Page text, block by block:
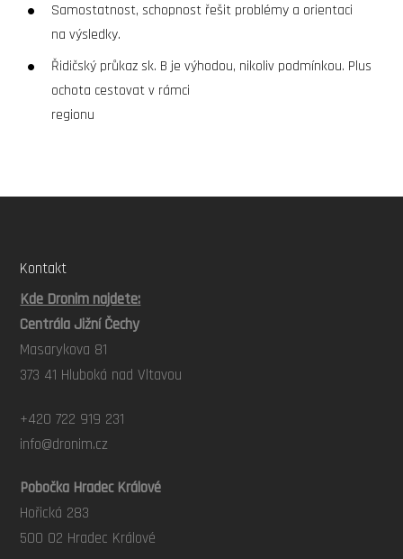
Samostatnost, schopnost řešit problémy a orientaci
na výsledky.
Řidičský průkaz sk. B je výhodou, nikoliv podmínkou. Plus
ochota cestovat v rámci
regionu
Kontakt
Kde Dronim najdete:
Centrála Jižní Čechy
Masarykova 81
373 41 Hluboká nad Vltavou
+420 722 919 231
info@dronim.cz
Pobočka Hradec Králové
Hořická 283
500 02 Hradec Králové